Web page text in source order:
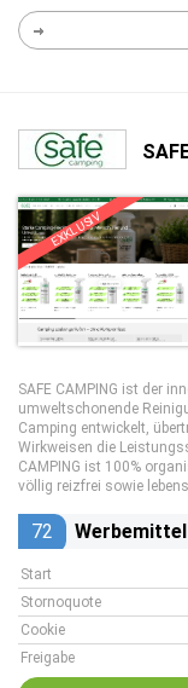
EXKLUSIV
SAFE CAMPING ist der
umweltschonende
Camping entwickelt,
Wirkweisen die
CAMPING ist 100%
völlig reizfrei sowie
72 Werbemittel
Start
Stornoquote
Cookie
Freigabe